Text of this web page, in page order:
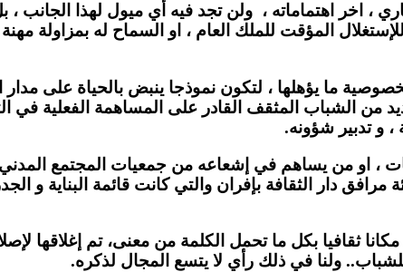
اخر اهتماماته ، ولن تجد فيه أي ميول لهذا الجانب ،
المؤقت للملك العام ، او السماح له بمزاولة
ما يؤهلها ، لتكون نموذجا ينبض بالحياة على
من الشباب المثقف القادر على المساهمة الفعلية في
، و تدبير شؤونه.
مرافق دار الثقافة بإفران والتي كانت قائمة البناية و
ثقافيا بكل ما تحمل الكلمة من معنى، تم إغلاقها
ولنا في ذلك رأي لا يتسع المجال لذكره.